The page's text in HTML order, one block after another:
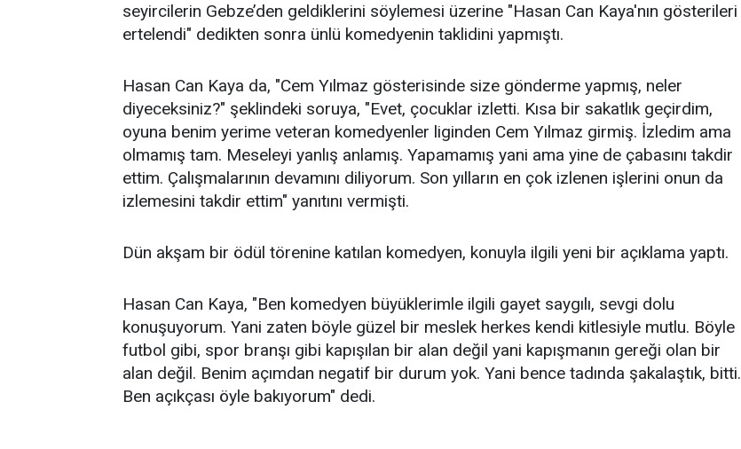
seyircilerin Gebze’den geldiklerini söylemesi üzerine "Hasan Can Kaya'nın gösterileri
ertelendi" dedikten sonra ünlü komedyenin taklidini yapmıştı.
Hasan Can Kaya da, "Cem Yılmaz gösterisinde size gönderme yapmış, neler
diyeceksiniz?" şeklindeki soruya, "Evet, çocuklar izletti. Kısa bir sakatlık geçirdim,
oyuna benim yerime veteran komedyenler liginden Cem Yılmaz girmiş. İzledim ama
olmamış tam. Meseleyi yanlış anlamış. Yapamamış yani ama yine de çabasını takdir
ettim. Çalışmalarının devamını diliyorum. Son yılların en çok izlenen işlerini onun da
izlemesini takdir ettim" yanıtını vermişti.
Dün akşam bir ödül törenine katılan komedyen, konuyla ilgili yeni bir açıklama yaptı.
Hasan Can Kaya, "Ben komedyen büyüklerimle ilgili gayet saygılı, sevgi dolu
konuşuyorum. Yani zaten böyle güzel bir meslek herkes kendi kitlesiyle mutlu. Böyle
futbol gibi, spor branşı gibi kapışılan bir alan değil yani kapışmanın gereği olan bir
alan değil. Benim açımdan negatif bir durum yok. Yani bence tadında şakalaştık, bitti.
Ben açıkçası öyle bakıyorum" dedi.